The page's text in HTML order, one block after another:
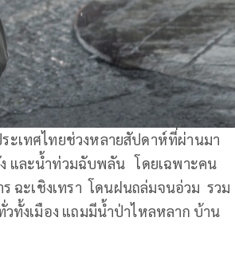
เทศไทยช่วงหลายสัปดาห์ที่ผ่านมา
และน้ำท่วมฉับพลัน โดยเฉพาะคน
ฉะเชิงเทรา โดนฝนถล่มจนอ่วม รวม
ทั้งเมือง แถมมีน้ำป่าไหลหลาก บ้าน